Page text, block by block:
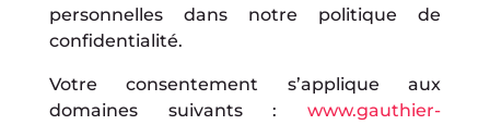
personnelles dans notre politique de
confidentialité.
Votre consentement s’applique aux
domaines suivants :www.gauthier-